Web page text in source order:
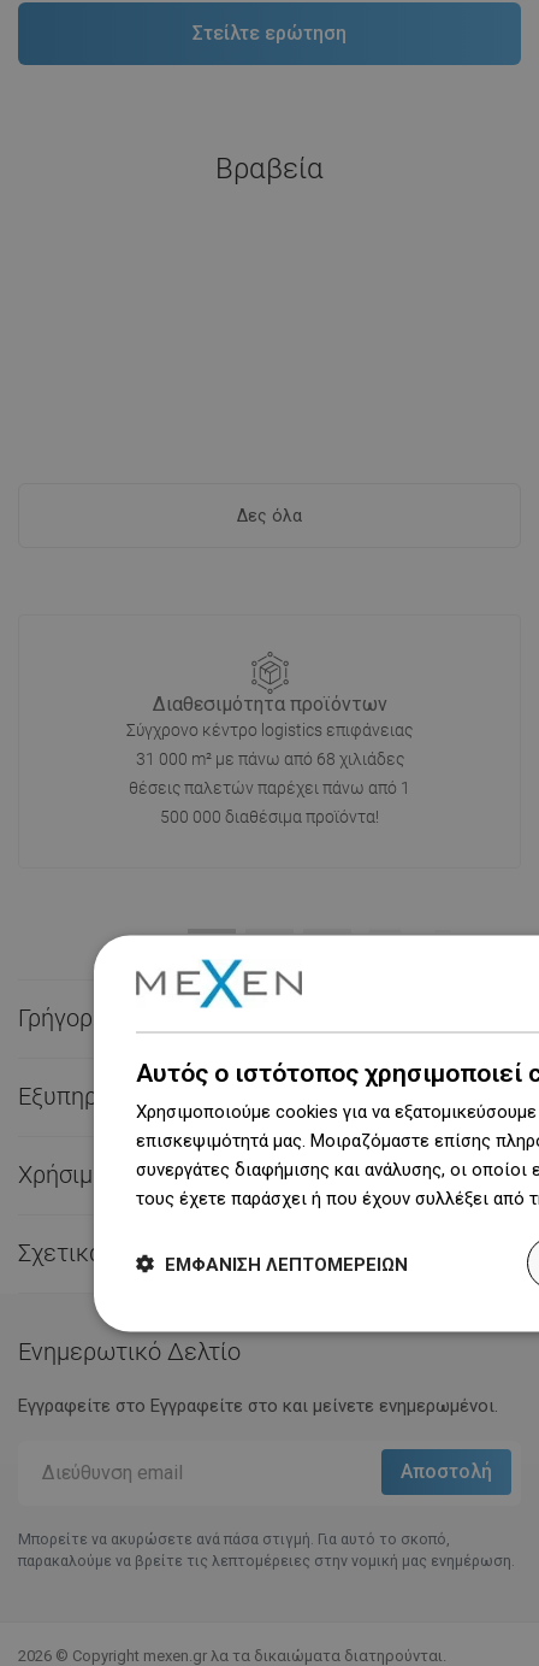
Βραβεία
Δες όλα
Διαθεσιμότητα προϊόντων
Σύγχρονο κέντρο logistics επιφάνειας
31 000 m² με πάνω από 68 χιλιάδες
θέσεις παλετών παρέχει πάνω από 1
500 000 διαθέσιμα προϊόντα!
Γρήγορη επαφή
Εξυπηρέτηση πελατών
Χρήσιμες συνδέσεις 
Σχετικά με εμάς
Ενημερωτικό Δελτίο
Εγγραφείτε στο Eγγραφείτε στο και μείνετε ενημερωμένοι.
Μπορείτε να ακυρώσετε ανά πάσα στιγμή. Για αυτό το σκοπό,
παρακαλούμε να βρείτε τις λεπτομέρειες στην νομική μας ενημέρωση.
2026 © Copyright mexen.gr λα τα δικαιώματα διατηρούνται.
Αυτός ο ιστότοπος χρησιμοποιεί
Χρησιμοποιούμε cookies για να
επισκεψιμότητά μας. Μοιραζόμαστε επίσης
συνεργάτες διαφήμισης και ανάλυσης, οι
τους έχετε παράσχει ή που έχουν συλλέξει
ΕΜΦΆΝΙΣΗ ΛΕΠΤΟΜΕΡΕΙΏΝ